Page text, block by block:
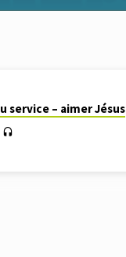
service – aimer Jésus